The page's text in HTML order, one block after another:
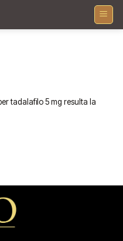
tadalafilo 5 mg resulta la